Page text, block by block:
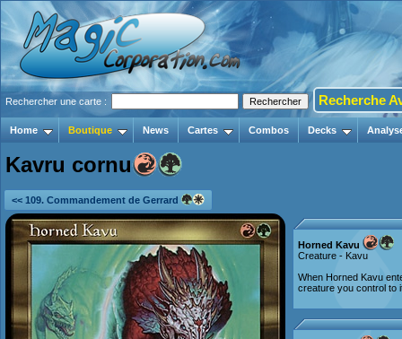
Rechercher une carte : Recherche
Home Boutique News Cartes Combos Decks
Kavru cornu
<< 109. Commandement de Gerrard
Horned Kavu
Creature - Kavu
When Horned Kavu
creature you control to